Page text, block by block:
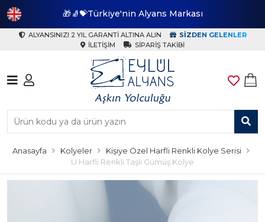
🎁🧦💝Türkiye'nin Alyans Markası
ALYANSINIZI 2 YIL GARANTI ALTINA ALIN
SIZDEN GELENLER
İLETIŞIM
SIPARIŞ TAKIBI
Anasayfa Kolyeler
Kişiye Özel Harfli Renkli Kolye Serisi
Ü Harfli Renkli Taşlı Gümüş Kolye